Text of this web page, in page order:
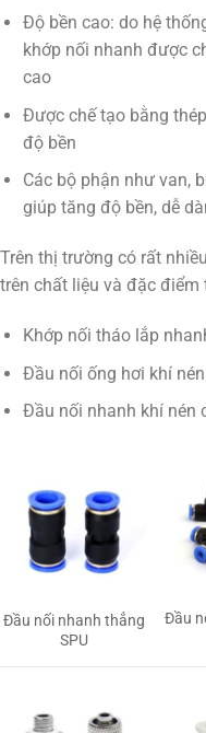
Độ bền cao: do hệ
khớp nối nhanh được
cao
Được chế tạo bằng
độ bền
Các bộ phận như van,
giúp tăng độ bền, dễ
Trên thị trường có rất
trên chất liệu và đặc
Khớp nối tháo lắp
Đầu nối ống hơi khí
Đầu nối nhanh khí nén
Đầu nối nhanh thẳng
SPU
Đầu